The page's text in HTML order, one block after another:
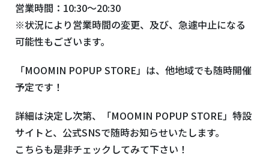
営業時間：10:30～20:30
※状況により営業時間の変更、及び、急遽中止になる
可能性もございます。
「MOOMIN POPUP STORE」は、他地域でも随時開催
予定です！
詳細は決定し次第、「MOOMIN POPUP STORE」特設
サイトと、公式SNSで随時お知らせいたします。
こちらも是非チェックしてみて下さい！